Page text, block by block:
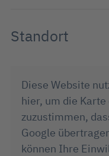
Standort
Diese Website
hier, um die
zuzustimmen,
Google
können Ihre